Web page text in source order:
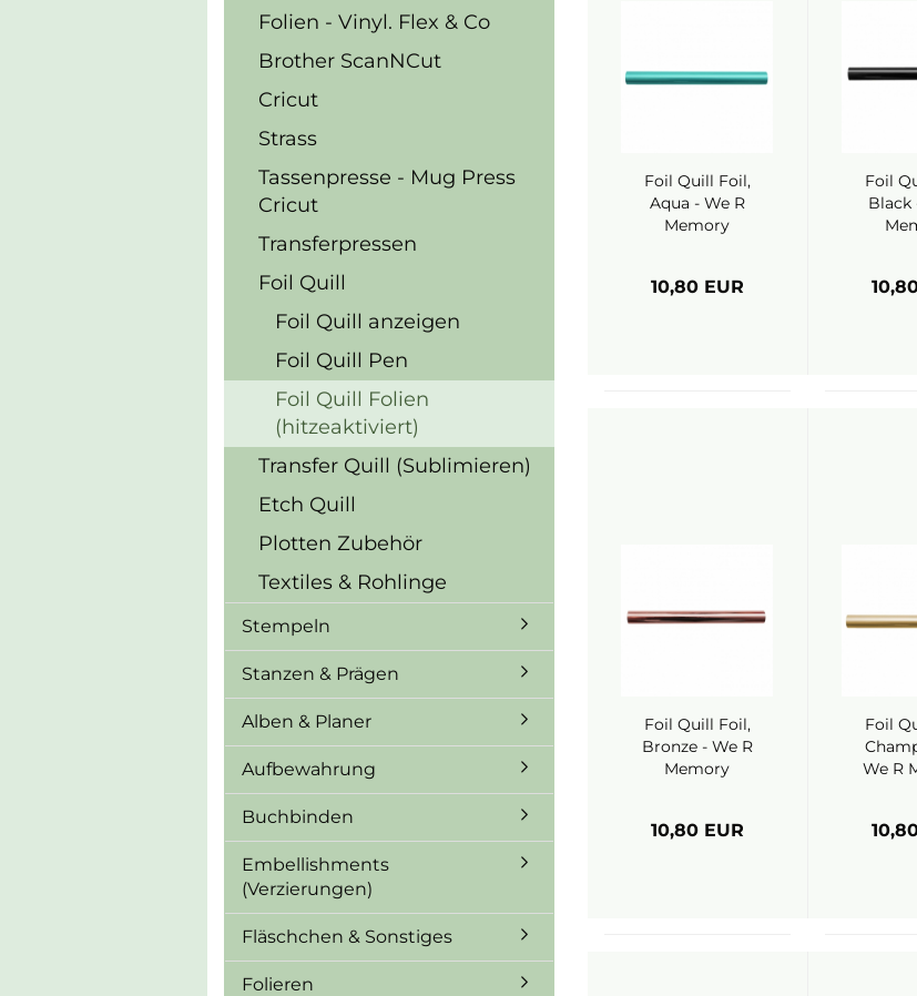
Foil Quill Foil,
Aqua - We R
Memory
10,80 EUR
Foil
Black
Foil Quill Foil,
Bronze - We R
Memory
10,80 EUR
Foil
We R
Folien - Vinyl. Flex & Co
Brother ScanNCut
Cricut
Strass
Tassenpresse - Mug Press
Cricut
Transferpressen
Foil Quill
Foil Quill anzeigen
Foil Quill Pen
Foil Quill Folien
(hitzeaktiviert)
Transfer Quill (Sublimieren)
Etch Quill
Plotten Zubehör
Textiles & Rohlinge
Stempeln
Stanzen & Prägen
Alben & Planer
Aufbewahrung
Buchbinden
Embellishments
(Verzierungen)
Fläschchen & Sonstiges
Folieren